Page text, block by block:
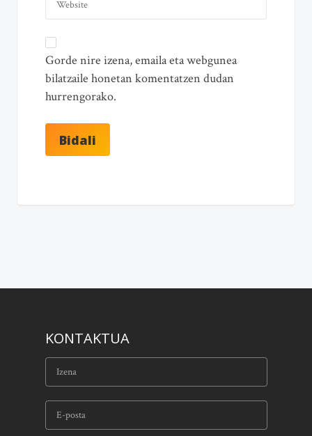
Gorde nire izena, emaila eta webgunea
bilatzaile honetan komentatzen dudan
hurrengorako.
KONTAKTUA